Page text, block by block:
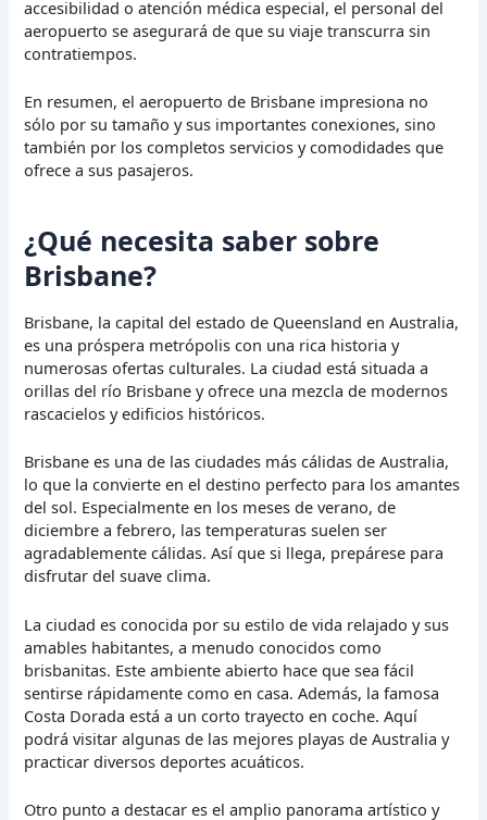
accesibilidad o atención médica especial, el personal del
aeropuerto se asegurará de que su viaje transcurra sin
contratiempos.
En resumen, el aeropuerto de Brisbane impresiona no
sólo por su tamaño y sus importantes conexiones, sino
también por los completos servicios y comodidades que
ofrece a sus pasajeros.
¿Qué necesita saber sobre
Brisbane?
Brisbane, la capital del estado de Queensland en Australia,
es una próspera metrópolis con una rica historia y
numerosas ofertas culturales. La ciudad está situada a
orillas del río Brisbane y ofrece una mezcla de modernos
rascacielos y edificios históricos.
Brisbane es una de las ciudades más cálidas de Australia,
lo que la convierte en el destino perfecto para los amantes
del sol. Especialmente en los meses de verano, de
diciembre a febrero, las temperaturas suelen ser
agradablemente cálidas. Así que si llega, prepárese para
disfrutar del suave clima.
La ciudad es conocida por su estilo de vida relajado y sus
amables habitantes, a menudo conocidos como
brisbanitas. Este ambiente abierto hace que sea fácil
sentirse rápidamente como en casa. Además, la famosa
Costa Dorada está a un corto trayecto en coche. Aquí
podrá visitar algunas de las mejores playas de Australia y
practicar diversos deportes acuáticos.
Otro punto a destacar es el amplio panorama artístico y